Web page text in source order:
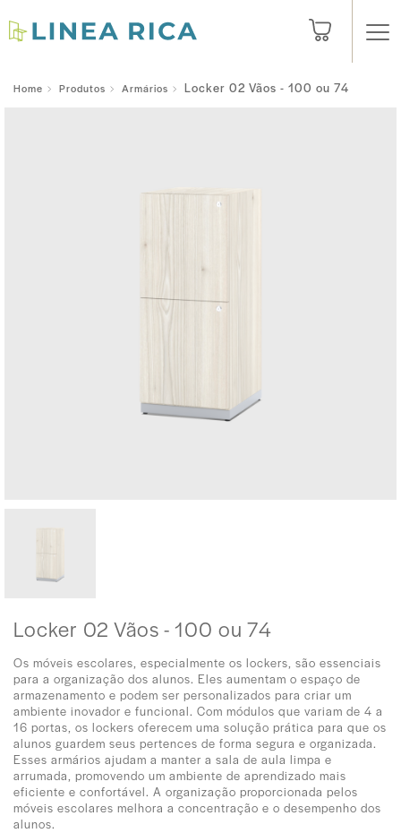
Home Produtos Armários Locker 02 Vãos - 100 ou 74
Locker 02 Vãos - 100 ou 74
Os móveis escolares, especialmente os lockers, são essenciais
para a organização dos alunos. Eles aumentam o espaço de
armazenamento e podem ser personalizados para criar um
ambiente inovador e funcional. Com módulos que variam de 4 a
16 portas, os lockers oferecem uma solução prática para que os
alunos guardem seus pertences de forma segura e organizada.
Esses armários ajudam a manter a sala de aula limpa e
arrumada, promovendo um ambiente de aprendizado mais
eficiente e confortável. A organização proporcionada pelos
móveis escolares melhora a concentração e o desempenho dos
alunos.